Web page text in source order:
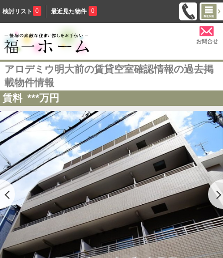
検討リスト 0 最近見た物件 0
お問合せ
アロデミウ明大前の賃貸空室確認情報の過去掲
載物件情報
賃料 ***万円